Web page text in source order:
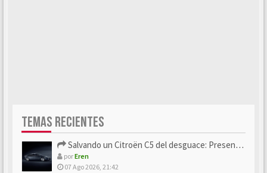
TEMAS RECIENTES
Salvando un Citroën C5 del desguace: Presentación y seguimiento
porEren
07 Ago 2026, 21:42